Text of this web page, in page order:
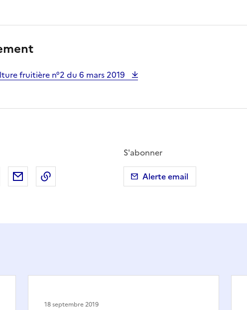
fruitière n°2 du 6 mars 2019
sur X (anciennement Twitter)
Partager sur LinkedIn
Partager par emailCopier dans le presse-papier
S'abonner
Alerte email
18 septembre 2019